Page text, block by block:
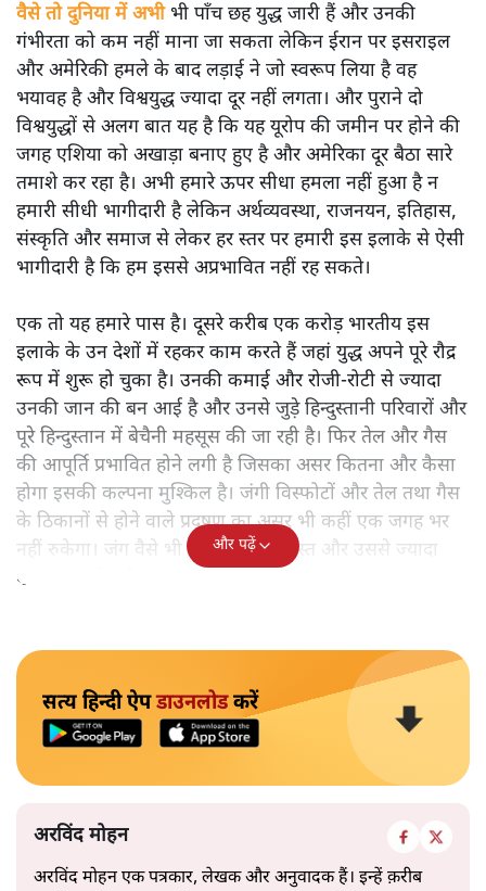
वैसे तो दुनिया में अभीभी पाँच छह युद्ध जारी हैं और उनकी
गंभीरता को कम नहीं माना जा सकता लेकिन ईरान पर इसराइल
और अमेरिकी हमले के बाद लड़ाई ने जो स्वरूप लिया है वह
भयावह है और विश्वयुद्ध ज्यादा दूर नहीं लगता। और पुराने दो
विश्वयुद्धों से अलग बात यह है कि यह यूरोप की जमीन पर होने की
जगह एशिया को अखाड़ा बनाए हुए है और अमेरिका दूर बैठा सारे
तमाशे कर रहा है। अभी हमारे ऊपर सीधा हमला नहीं हुआ है न
हमारी सीधी भागीदारी है लेकिन अर्थव्यवस्था, राजनयन, इतिहास,
संस्कृति और समाज से लेकर हर स्तर पर हमारी इस इलाके से ऐसी
भागीदारी है कि हम इससे अप्रभावित नहीं रह सकते।
एक तो यह हमारे पास है। दूसरे करीब एक करोड़ भारतीय इस
इलाके के उन देशों में रहकर काम करते हैं जहां युद्ध अपने पूरे रौद्र
रूप में शुरू हो चुका है। उनकी कमाई और रोजी-रोटी से ज्यादा
उनकी जान की बन आई है और उनसे जुड़े हिन्दुस्तानी परिवारों और
पूरे हिन्दुस्तान में बेचैनी महसूस की जा रही है। फिर तेल और गैस
की आपूर्ति प्रभावित होने लगी है जिसका असर कितना और कैसा
होगा इसकी कल्पना मुश्किल है। जंगी विस्फोटों और तेल तथा गैस
के ठिकानों से होने वाले प्रदूषण का असर भी कहीं एक जगह भर
नहीं रुकेगा। जंग वैसे भी कितने स्थायी दोस्त और उससे ज्यादा
दुश्मन बना देता है।
और पढ़ें
सत्य हिन्दी ऐपडाउनलोडकरें
अरविंद मोहन
अरविंद मोहन एक पत्रकार, लेखक और अनुवादक हैं। इन्हें क़रीब